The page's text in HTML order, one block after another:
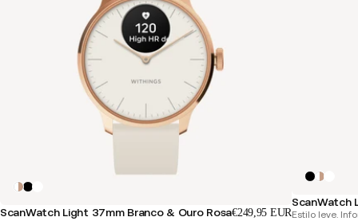
ScanWatch Light 37mm Branco & Ouro Rosa€249,95 EUR
ScanWatch
Estilo leve.